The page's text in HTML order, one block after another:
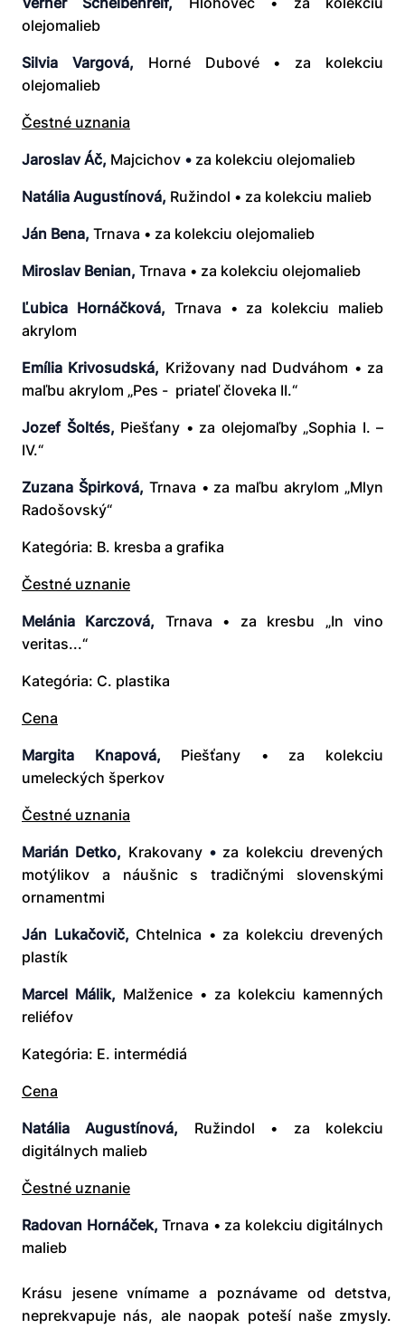
olejomalieb
Silvia Vargová, Horné Dubové • za kolekciu
olejomalieb
Čestné uznania
Jaroslav Áč, Majcichov • za kolekciu olejomalieb
Natália Augustínová, Ružindol • za kolekciu malieb
Ján Bena, Trnava • za kolekciu olejomalieb
Miroslav Benian, Trnava • za kolekciu olejomalieb
Ľubica Hornáčková, Trnava • za kolekciu malieb
akrylom
Emília Krivosudská, Križovany nad Dudváhom • za
maľbu akrylom „Pes - priateľ človeka II.“
Jozef Šoltés, Piešťany • za olejomaľby „Sophia I. –
IV.“
Zuzana Špirková, Trnava • za maľbu akrylom „Mlyn
Radošovský“
Kategória: B. kresba a grafika
Čestné uznanie
Melánia Karczová, Trnava • za kresbu „In vino
veritas...“
Kategória: C. plastika
Cena
Margita Knapová, Piešťany • za kolekciu
umeleckých šperkov
Čestné uznania
Marián Detko, Krakovany• za kolekciu drevených
motýlikov a náušnic s tradičnými slovenskými
ornamentmi
Ján Lukačovič, Chtelnica • za kolekciu drevených
plastík
Marcel Málik, Malženice • za kolekciu kamenných
reliéfov
Kategória: E. intermédiá
Cena
Natália Augustínová, Ružindol • za kolekciu
digitálnych malieb
Čestné uznanie
Radovan Hornáček, Trnava • za kolekciu digitálnych
malieb
Krásu jesene vnímame a poznávame od detstva,
neprekvapuje nás, ale naopak poteší naše zmysly.